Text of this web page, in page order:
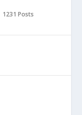
1231 Posts